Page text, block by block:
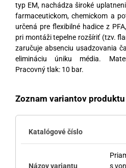
typ EM, nachádza široké
farmaceutickom, chemickom a
určená pre flexibilné hadice z
pri montáži tepelne rozšíriť (tzv.
zaručuje absenciu usadzovania
elimináciu úniku média.
Pracovný tlak: 10 bar.
Zoznam variantov produktu
s